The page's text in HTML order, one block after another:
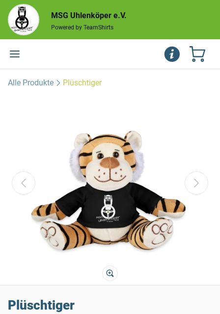
MSG Uhlenköper e.V.
Powered by TeamShirts
Alle Produkte Plüschtiger
Plüschtiger